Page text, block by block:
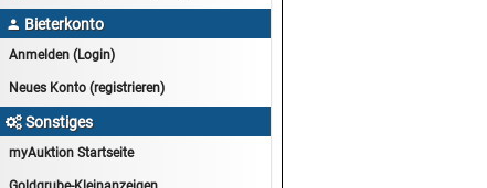
11.08:Haushalt/Freizeit 7
12.08:Sammelauktion
12.08:Pralinen Auktion
12.08:Haushalt/Freizeit
 Bieterkonto
Anmelden (Login)
Neues Konto (registrieren)
Sonstiges
myAuktion Startseite